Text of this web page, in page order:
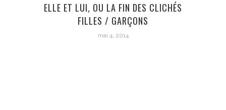
ELLE ET LUI, OU LA FIN DES CLICHÉS
FILLES / GARÇONS
mai 4, 2014